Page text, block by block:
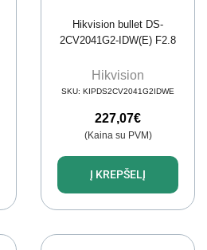
Hikvision bullet DS-
2CV2041G2-IDW(E) F2.8
Hikvision
SKU: KIPDS2CV2041G2IDWE
227,07€
(Kaina su PVM)
Į KREPŠELĮ